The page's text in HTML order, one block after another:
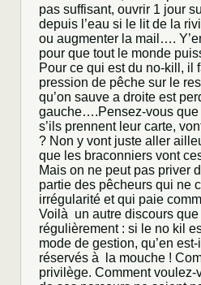
pas suffisant, ouvrir 1 jour
depuis l’eau si le lit de la
ou augmenter la mail….
pour que tout le monde
Pour ce qui est du no-kill, il
pression de pêche sur le
qu’on sauve a droite est
gauche….Pensez-vous que
s’ils prennent leur carte,
? Non y vont juste aller
que les braconniers vont
Mais on ne peut pas priver
partie des pêcheurs qui ne
irrégularité et qui paie
Voilà un autre discours que
régulièrement : si le no kil
mode de gestion, qu’en
réservés à la mouche !
privilège. Comment